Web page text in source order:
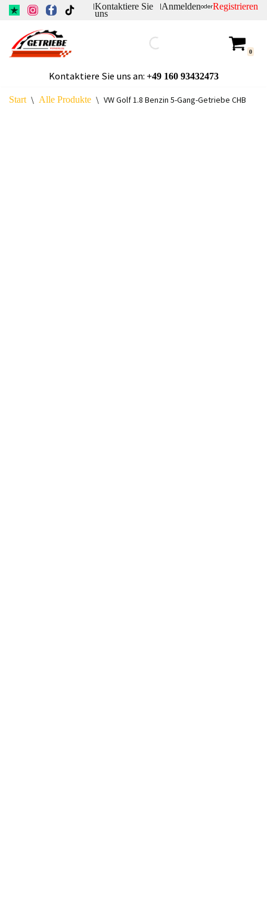
Inhalt
springen
|Kontaktiere Sie
uns
|AnmeldenoderRegistrieren
0
Kontaktiere Sie uns an: +49160 93432473
Start \ Alle Produkte \ VW Golf 1.8 Benzin 5-Gang-Getriebe CHB